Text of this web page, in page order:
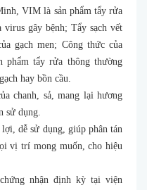
VIM là sản phẩm tẩy rửa
gây bệnh; Tẩy sạch vết
gạch men; Công thức của
phẩm tẩy rửa thông thường
hay bồn cầu.
chanh, sả, mang lại hương
sử dụng.
dễ sử dụng, giúp phân tán
vị trí mong muốn, cho hiệu
nhận định kỳ tại viện